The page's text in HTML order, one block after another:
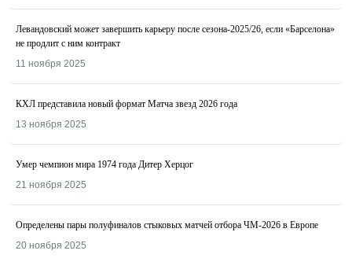
Левандовский может завершить карьеру после сезона-2025/26, если «Барселона»
не продлит с ним контракт
11 ноября 2025
КХЛ представила новый формат Матча звезд 2026 года
13 ноября 2025
Умер чемпион мира 1974 года Дитер Херцог
21 ноября 2025
Определены пары полуфиналов стыковых матчей отбора ЧМ-2026 в Европе
20 ноября 2025